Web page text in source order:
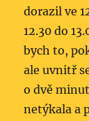
dorazil ve
12.30 do
bych to,
ale uvnitř
o dvě
netýkala a